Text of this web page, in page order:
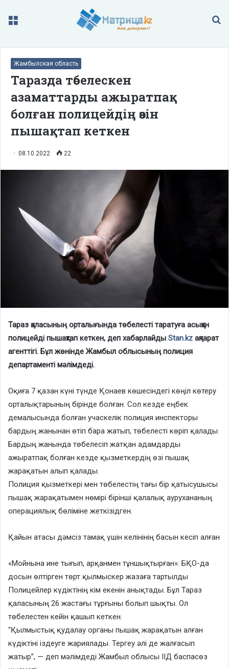
Меню
Жамбылская область
Таразда төбелескен
азаматтарды ажыратпақ
болған полицейдің өзін
пышақтап кеткен
08.10.2022 22
Тараз қаласының орталығында төбелесті таратуға асыққан
полицейді пышақтап кеткен, деп хабарлайды Stan.kz ақпарат
агенттігі. Бұл жөнінде Жамбыл облысының полиция
департаменті мәлімдеді.
Оқиға 7 қазан күні түнде Қонаев көшесіндегі көңіл көтеру
орталықтарының бірінде болған. Сол кезде еңбек
демалысында болған учаскелік полиция инспекторы
бардың жанынан өтіп бара жатып, төбелесті көріп қалады.
Бардың жанында төбелесіп жатқан адамдарды
ажыратпақ болған кезде қызметкердің өзі пышақ
жарақатын алып қалады.
Полиция қызметкері мен төбелестің тағы бір қатысушысы
пышақ жарақатымен нөмірі бірінші қалалық аурухананың
операциялық бөліміне жеткізідген.
Қайын атасы дәмсіз тамақ үшін келінінің басын кесіп алған
«Мойнына ине тығып, арқанмен тұншықтырған»: БҚО-да
досын өлтірген төрт қылмыскер жазаға тартылды
Полицейлер күдіктінің кім екенін анықтады. Бұл Тараз
қаласының 26 ​​жастағы тұрғыны болып шықты. Ол
төбелестен кейін қашып кеткен.
“Қылмыстық қудалау органы пышақ жарақатын алған
күдіктіні іздеуге жариялады. Тергеу әлі де жалғасып
жатыр”, — деп мәлімдеді Жамбыл облысы ІІД баспасөз